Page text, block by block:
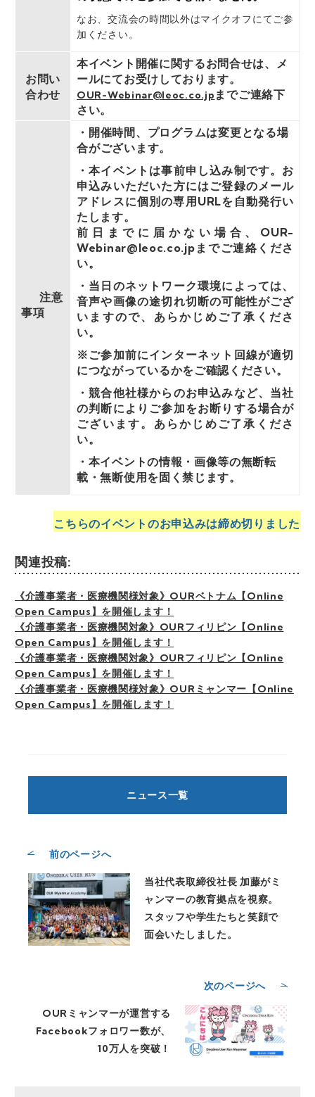
なお、交流会の時間以外はマイクオフにてご参
加ください。
お問い
合わせ
本イベント開催に関するお問合せは、メ
ールにてお受けしております。
OUR-Webinar@leoc.co.jp までご連絡下
さい。
注意
事項
・開催時間、プログラムは変更となる場
合がございます。
・本イベントは事前申し込み制です。お
申込みいただいた⽅にはご登録のメール
アドレスに個別の専用URLを⾃動発⾏い
たします。
前日までに届かない場合、OUR-
Webinar@leoc.co.jpまでご連絡くださ
い。
・当⽇のネットワーク環境によっては、
⾳声や画像の途切れ切断の可能性がござ
いますので、あらかじめご了承くださ
い。
※ご参加前にインターネット回線が適切
につながっているかをご確認ください。
・競合他社様からのお申込みなど、当社
の判断によりご参加をお断りする場合が
ございます。あらかじめご了承くださ
い。
・本イベントの情報・画像等の無断転
載・無断使⽤を固く禁じます。
こちらのイベントのお申込みは締め切りました
関連投稿:
《介護事業者・医療機関様対象》OURベトナム【Online
Open Campus】を開催します！
《介護事業者・医療機関対象》OURフィリピン【Online
Open Campus】を開催します！
《介護事業者・医療機関対象》OURフィリピン【Online
Open Campus】を開催します！
《介護事業者・医療機関様対象》OURミャンマー【Online
Open Campus】を開催します！
ニュース一覧
前のページへ
当社代表取締役社長 加藤がミ
ャンマーの教育拠点を視察。
スタッフや学生たちと笑顔で
面会いたしました。
次のページへ
OURミャンマーが運営する
Facebookフォロワー数が、
10万人を突破！